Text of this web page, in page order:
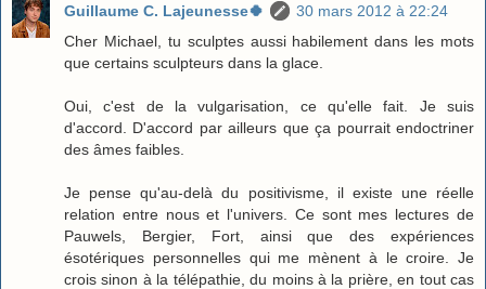
Guillaume C. Lajeunesse🍀
30 mars 2012 à 22:24
Cher Michael, tu sculptes aussi habilement dans les mots
que certains sculpteurs dans la glace.
Oui, c'est de la vulgarisation, ce qu'elle fait. Je suis
d'accord. D'accord par ailleurs que ça pourrait endoctriner
des âmes faibles.
Je pense qu'au-delà du positivisme, il existe une réelle
relation entre nous et l'univers. Ce sont mes lectures de
Pauwels, Bergier, Fort, ainsi que des expériences
ésotériques personnelles qui me mènent à le croire. Je
crois sinon à la télépathie, du moins à la prière, en tout cas